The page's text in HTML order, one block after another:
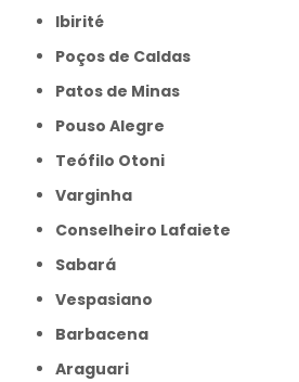
Ibirité
Poços de Caldas
Patos de Minas
Pouso Alegre
Teófilo Otoni
Varginha
Conselheiro Lafaiete
Sabará
Vespasiano
Barbacena
Araguari